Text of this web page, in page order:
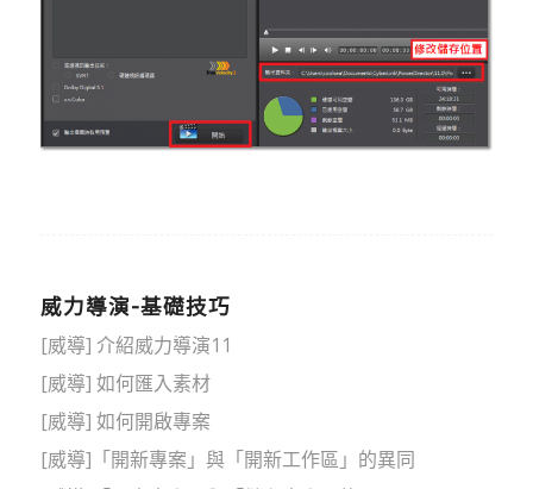
威力導演-基礎技巧
[威導] 介紹威力導演11
[威導] 如何匯入素材
[威導] 如何開啟專案
[威導]「開新專案」與「開新工作區」的異同